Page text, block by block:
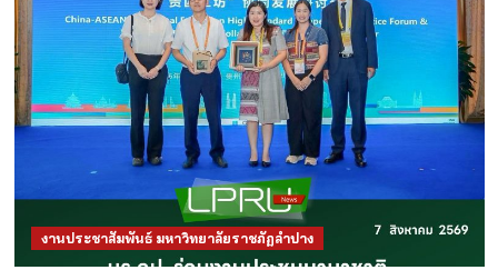
งานประชาสัมพันธ์ มหาวิทยาลัยราชภัฏลำปาง